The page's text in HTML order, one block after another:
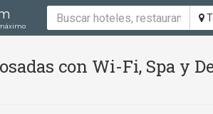
con Wi-Fi, Spa y